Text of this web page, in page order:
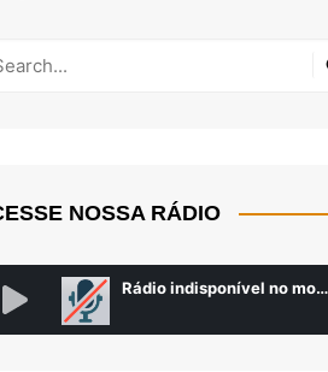
NOSSA RÁDIO